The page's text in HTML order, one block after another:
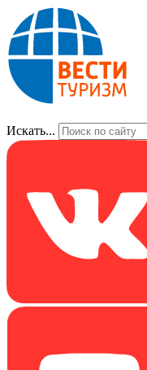
Искать...